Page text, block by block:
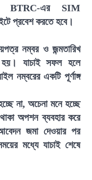
BTRC-এর SIM
প্রবেশ করতে হবে।
নম্বর ও জন্মতারিখ
হয়। যাচাই সফল হলে
নম্বরের একটি পূর্ণাঙ্গ
না, অচেনা মনে হচ্ছে
অপশন ব্যবহার করে
জমা দেওয়ার পর
মধ্যে যাচাই শেষে